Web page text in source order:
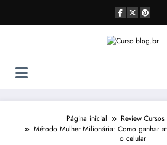
o
Página inicial
Review
Método Mulher Milionária: Como ganhar
o celular